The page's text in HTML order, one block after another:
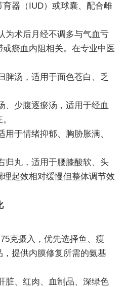
器（IUD）或球囊、配合雌
为术后月经不调多与气血亏
瘀血内阻相关。在专业中医
脾汤，适用于面色苍白、乏
、少腹逐瘀汤，适用于经血
用于情绪抑郁、胸胁胀满、
归丸，适用于腰膝酸软、头
起效相对缓慢但整体调节效
克摄入，优先选择鱼、瘦
提供内膜修复所需的氨基
脏、红肉、血制品、深绿色